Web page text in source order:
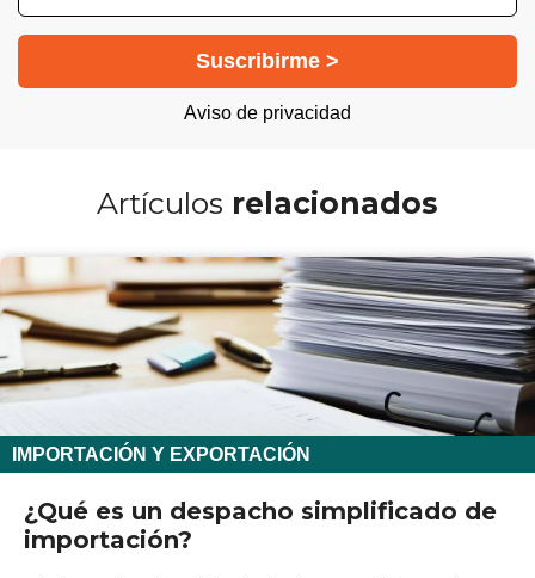
Aviso de privacidad
Artículos relacionados
IMPORTACIÓN Y EXPORTACIÓN
¿Qué es un despacho simplificado de
importación?